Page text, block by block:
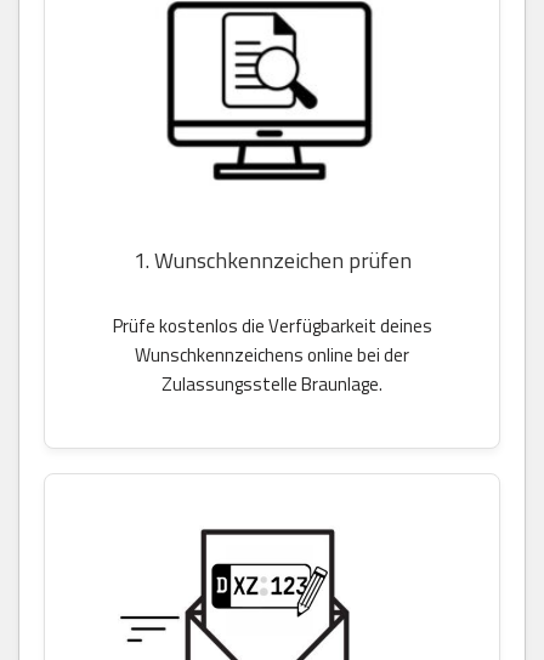
1. Wunschkennzeichen prüfen
Prüfe kostenlos die Verfügbarkeit deines
Wunschkennzeichens online bei der
Zulassungsstelle Braunlage.